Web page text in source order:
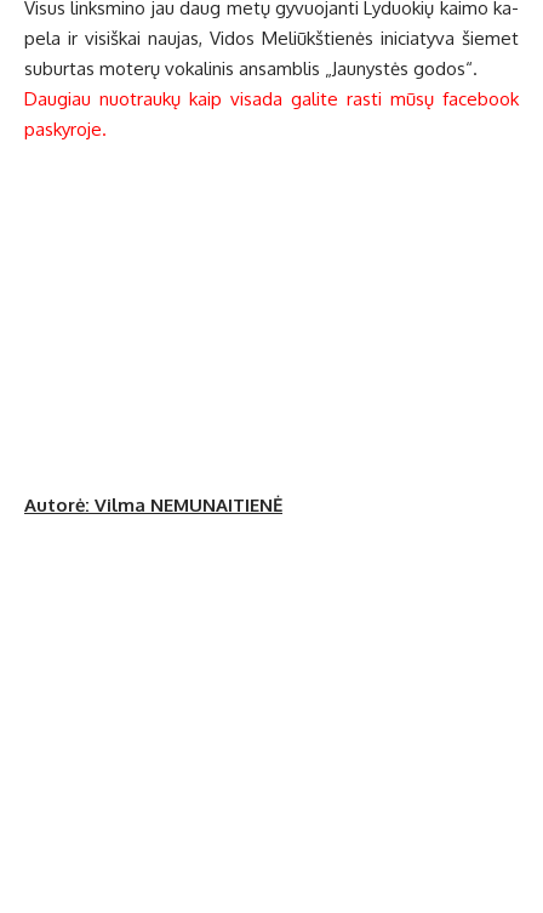
Vi­sus links­mi­no jau daug me­tų gy­vuo­jan­ti Ly­duo­kių kai­mo ka­
pe­la ir vi­siš­kai nau­jas, Vi­dos Me­liūkš­tie­nės ini­cia­ty­va šie­met
su­bur­tas mo­te­rų vo­ka­li­nis an­sam­blis „Jau­nys­tės go­dos“.
Daugiau nuotraukų kaip visada galite rasti mūsų facebook
paskyroje.
Autorė: Vil­ma NEMUNAITIENĖ